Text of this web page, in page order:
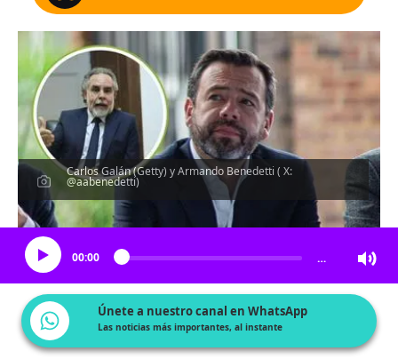
Carlos Galán (Getty) y Armando Benedetti ( X:
@aabenedetti)
Escucha el artículo
00:00 …
Únete a nuestro canal en WhatsApp
Las noticias más importantes, al instante